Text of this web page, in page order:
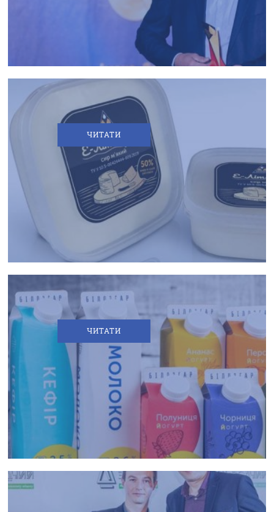
ЛІТ -
БУКО"!
ЧИТАТИ
ДЕЯКОЇ
ПРОДУКЦІЇ
ТМ
«БІЛОЗГАР»
МОДИФІКУЄ
УПАКОВКУ
ЧИТАТИ
ВДРУГЕ
СТАЛИ
«НАРОДНИМ
БРЕНДОМ»